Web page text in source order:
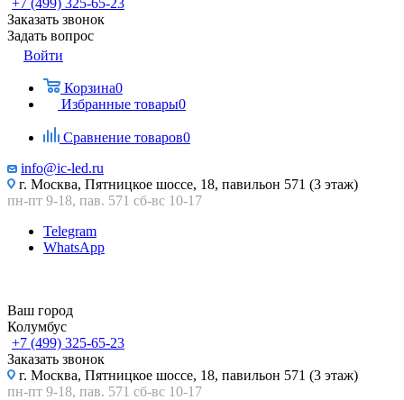
+7 (499) 325-65-23
Заказать звонок
Задать вопрос
Войти
Корзина0
Избранные товары0
Сравнение товаров0
info@ic-led.ru
г. Москва, Пятницкое шоссе, 18, павильон 571 (3 этаж)
пн-пт 9-18, пав. 571 сб-вс 10-17
Telegram
WhatsApp
Ваш город
Колумбус
+7 (499) 325-65-23
Заказать звонок
г. Москва, Пятницкое шоссе, 18, павильон 571 (3 этаж)
пн-пт 9-18, пав. 571 сб-вс 10-17